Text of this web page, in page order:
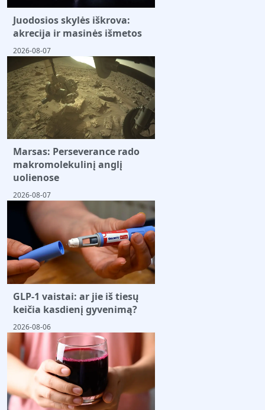
Juodosios skylės iškrova:
akrecija ir masinės išmetos
2026-08-07
Marsas: Perseverance rado
makromolekulinį anglį
uolienose
2026-08-07
GLP-1 vaistai: ar jie iš tiesų
keičia kasdienį gyvenimą?
2026-08-06